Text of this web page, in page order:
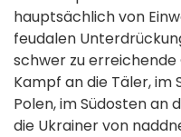
hauptsächlich von
feudalen
schwer zu
Kampf an die Täler, im
Polen, im Südosten an
die Ukrainer von